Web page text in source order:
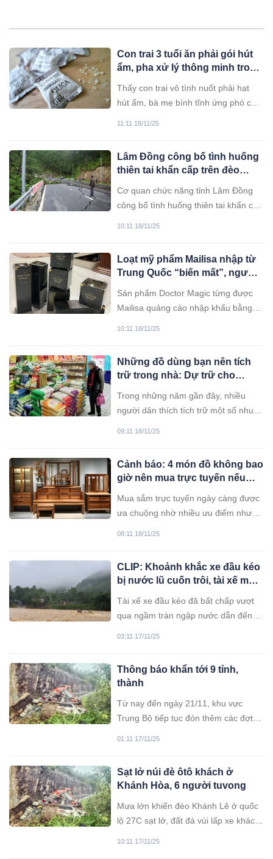
Con trai 3 tuổi ăn phải gói hút
ẩm, pha xử lý thông minh trong
thoát khỏi tử thần
Thấy con trai vô tình nuốt phải hạt
hút ẩm, bà mẹ bình tĩnh ứng phó cứu
11:11 18/11/25
Lâm Đồng công bố tình huống
thiên tai khẩn cấp trên đèo
Cơ quan chức năng tỉnh Lâm Đồng
công bố tình huống thiên tai khẩn cấp
10:11 18/11/25
Loạt mỹ phẩm Mailisa nhập từ
Trung Quốc “biến mất”, người
Sản phẩm Doctor Magic từng được
Mailisa quảng cáo nhập khẩu bằng
tỏ sự hoang mang, lo lắng.
10:11 18/11/25
Những đồ dùng bạn nên tích
trữ trong nhà: Dự trữ cho
Trong những năm gần đây, nhiều
người dân thích tích trữ một số nhu
09:11 18/11/25
Cảnh báo: 4 món đồ không bao
giờ nên mua trực tuyến nếu
Mua sắm trực tuyến ngày càng được
ưa chuộng nhờ nhiều ưu điểm như
người tiêu dùng cũng cần cảnh giác
với những rủi ro tiềm ẩn khi đặt hàng
online.
08:11 18/11/25
CLIP: Khoảnh khắc xe đầu kéo
bị nước lũ cuốn trôi, tài xế mất
Tài xế xe đầu kéo đã bất chấp vượt
qua ngầm tràn ngập nước dẫn đến
03:11 17/11/25
Thông báo khẩn tới 9 tỉnh,
thành
Từ nay đến ngày 21/11, khu vực
Trung Bộ tiếp tục đón thêm các đợt
01:11 17/11/25
Sạt lở núi đè ôtô khách ở
Khánh Hòa, 6 người tuvong
Mưa lớn khiến đèo Khánh Lê ở quốc
lộ 27C sạt lở, đất đá vùi lấp xe khách
10:11 17/11/25